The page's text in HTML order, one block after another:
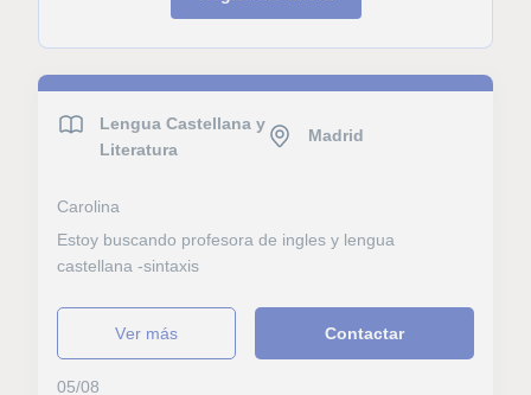
Lengua Castellana y
Literatura
Madrid
Carolina
Estoy buscando profesora de ingles y lengua
castellana -sintaxis
ver más Contactar
05/08